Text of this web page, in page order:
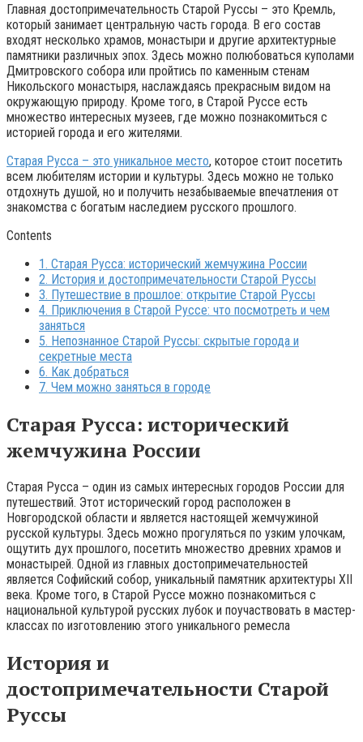
Главная достопримечательность Старой Руссы – это Кремль,
который занимает центральную часть города. В его состав
входят несколько храмов, монастыри и другие архитектурные
памятники различных эпох. Здесь можно полюбоваться куполами
Дмитровского собора или пройтись по каменным стенам
Никольского монастыря, наслаждаясь прекрасным видом на
окружающую природу. Кроме того, в Старой Руссе есть
множество интересных музеев, где можно познакомиться с
историей города и его жителями.
Старая Русса – это уникальное место, которое стоит посетить
всем любителям истории и культуры. Здесь можно не только
отдохнуть душой, но и получить незабываемые впечатления от
знакомства с богатым наследием русского прошлого.
Contents
1. Старая Русса: исторический жемчужина России
2. История и достопримечательности Старой Руссы
3. Путешествие в прошлое: открытие Старой Руссы
4. Приключения в Старой Руссе: что посмотреть и чем
заняться
5. Непознанное Старой Руссы: скрытые города и
секретные места
6. Как добраться
7. Чем можно заняться в городе
Старая Русса: исторический
жемчужина России
Старая Русса – один из самых интересных городов России для
путешествий. Этот исторический город расположен в
Новгородской области и является настоящей жемчужиной
русской культуры. Здесь можно прогуляться по узким улочкам,
ощутить дух прошлого, посетить множество древних храмов и
монастырей. Одной из главных достопримечательностей
является Софийский собор, уникальный памятник архитектуры XII
века. Кроме того, в Старой Руссе можно познакомиться с
национальной культурой русских лубок и поучаствовать в мастер-
классах по изготовлению этого уникального ремесла
История и
достопримечательности Старой
Руссы